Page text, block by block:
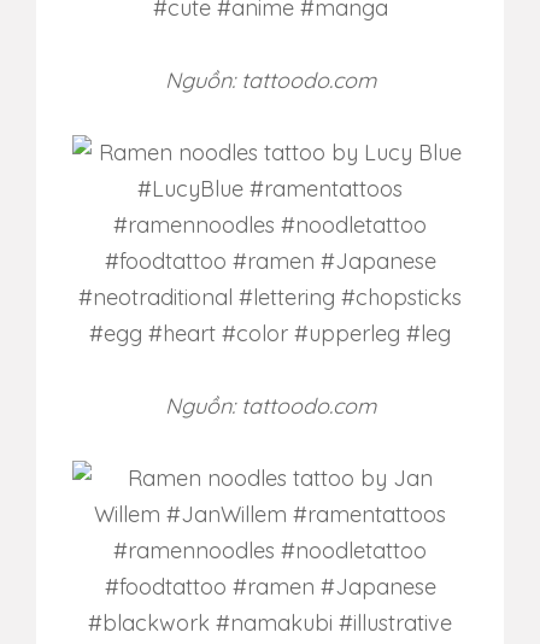
Nguồn: tattoodo.com
Nguồn: tattoodo.com